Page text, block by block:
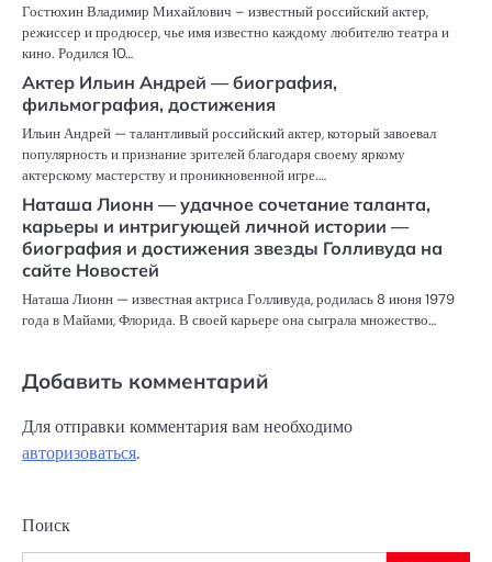
Гостюхин Владимир Михайлович – известный российский актер,
режиссер и продюсер, чье имя известно каждому любителю театра и
кино. Родился 10…
Актер Ильин Андрей — биография,
фильмография, достижения
Ильин Андрей — талантливый российский актер, который завоевал
популярность и признание зрителей благодаря своему яркому
актерскому мастерству и проникновенной игре.…
Наташа Лионн — удачное сочетание таланта,
карьеры и интригующей личной истории —
биография и достижения звезды Голливуда на
сайте Новостей
Наташа Лионн — известная актриса Голливуда, родилась 8 июня 1979
года в Майами, Флорида. В своей карьере она сыграла множество…
Добавить комментарий
Для отправки комментария вам необходимо
авторизоваться.
Поиск